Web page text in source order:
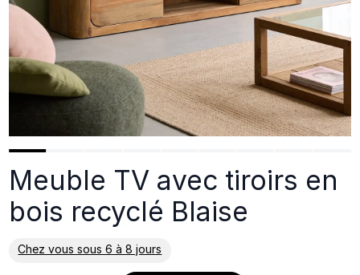
Meuble TV avec tiroirs en
bois recyclé Blaise
Chez vous sous 6 à 8 jours
En savoir plus sur la livraison